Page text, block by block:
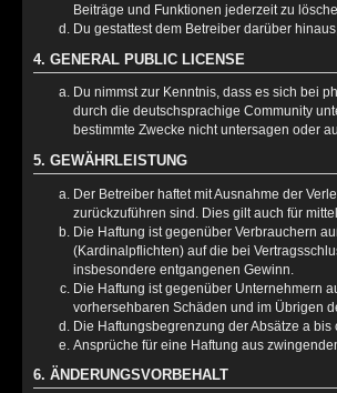
Beiträge und Funktionen jederzeit zu
Du gestattest dem Betreiber darüber
4. GENERAL PUBLIC LICENSE
Du nimmst zur Kenntnis, dass es sich bei
durch die deutschsprachige Community
bestimmte Zwecke nicht untersagen oder
5. GEWÄHRLEISTUNG
Der Betreiber haftet mit Ausnahme der
zurückzuführen sind. Dies gilt auch für
Die Haftung ist gegenüber Verbrauchern
(Kardinalpflichten) auf die bei
insbesondere entgangenen Gewinn.
Die Haftung ist gegenüber Unternehmern
vorhersehbaren Schäden und im Übrigen
Die Haftungsbegrenzung der Absätze a
Ansprüche für eine Haftung aus
6. ÄNDERUNGSVORBEHALT